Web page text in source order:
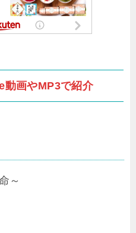
画やMP3で紹介
～